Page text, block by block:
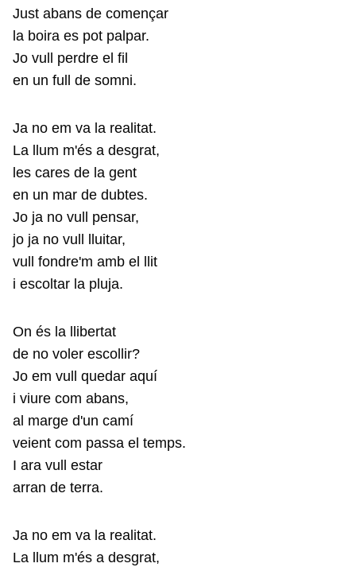
Just abans de començar
la boira es pot palpar.
Jo vull perdre el fil
en un full de somni.
Ja no em va la realitat.
La llum m'és a desgrat,
les cares de la gent
en un mar de dubtes.
Jo ja no vull pensar,
jo ja no vull lluitar,
vull fondre'm amb el llit
i escoltar la pluja.
On és la llibertat
de no voler escollir?
Jo em vull quedar aquí
i viure com abans,
al marge d'un camí
veient com passa el temps.
I ara vull estar
arran de terra.
Ja no em va la realitat.
La llum m'és a desgrat,